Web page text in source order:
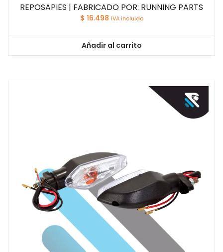
REPOSAPIES | FABRICADO POR: RUNNING PARTS
$ 16.498 IVA incluido
Añadir al carrito